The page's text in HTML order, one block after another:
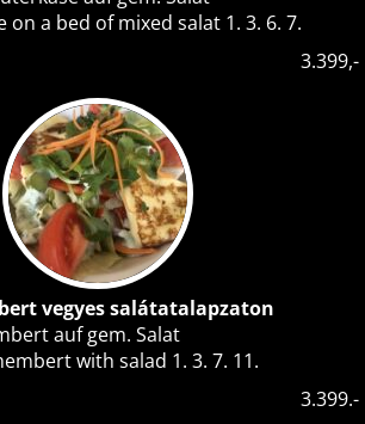
on a bed of mixed salat 1. 3. 6. 7.
3.399,-
vegyes salátatalapzaton
auf gem. Salat
with salad 1. 3. 7. 11.
3.399.-